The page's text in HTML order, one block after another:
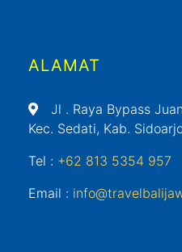
ALAMAT
Jl . Raya Bypass
Kec. Sedati, Kab.
Tel : +62 813 5354 957
Email :